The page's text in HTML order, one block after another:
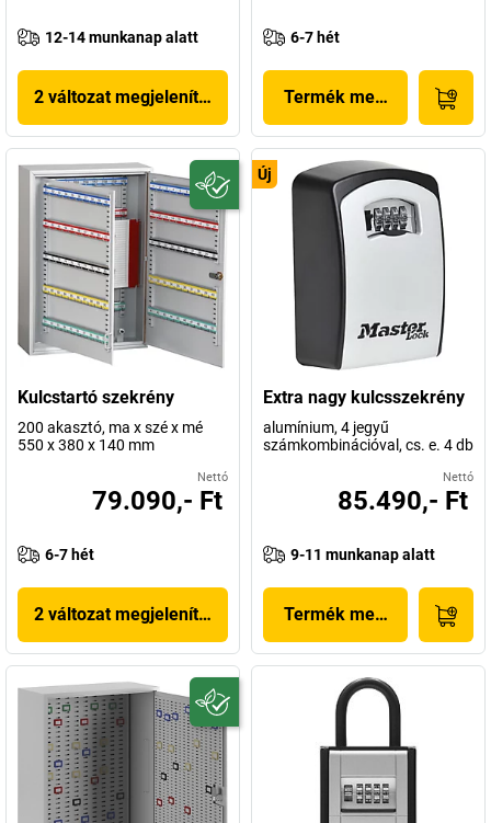
12-14 munkanap alatt
2 változat megjelenítése
6-7 hét
Termék megjelenítése
Kulcstartó szekrény
200 akasztó, ma x szé x mé
550 x 380 x 140 mm
Nettó
79.090,- Ft
6-7 hét
2 változat megjelenítése
Új
Extra nagy kulcsszekrény
alumínium, 4 jegyű
számkombinációval, cs. e. 4 db
Nettó
85.490,- Ft
9-11 munkanap alatt
Termék megjelenítése